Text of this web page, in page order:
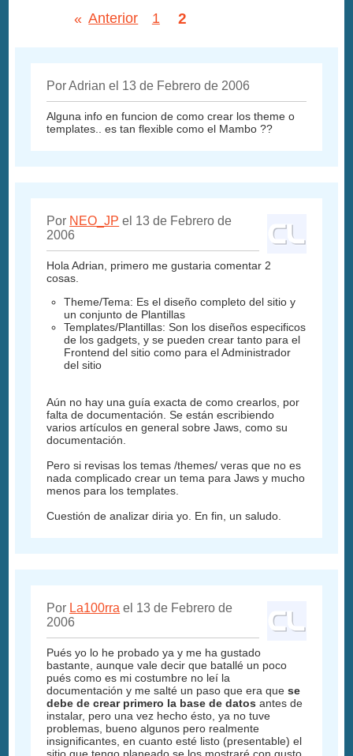
« Anterior 1 2
Por Adrian el 13 de Febrero de 2006
Alguna info en funcion de como crear los theme o
templates.. es tan flexible como el Mambo ??
Por NEO_JP el 13 de Febrero de
2006
Hola Adrian, primero me gustaria comentar 2
cosas.
Theme/Tema: Es el diseño completo del sitio y
un conjunto de Plantillas
Templates/Plantillas: Son los diseños especificos
de los gadgets, y se pueden crear tanto para el
Frontend del sitio como para el Administrador
del sitio
Aún no hay una guía exacta de como crearlos, por
falta de documentación. Se están escribiendo
varios artículos en general sobre Jaws, como su
documentación.
Pero si revisas los temas /themes/ veras que no es
nada complicado crear un tema para Jaws y mucho
menos para los templates.
Cuestión de analizar diria yo. En fin, un saludo.
Por La100rra el 13 de Febrero de
2006
Pués yo lo he probado ya y me ha gustado
bastante, aunque vale decir que batallé un poco
pués como es mi costumbre no leí la
documentación y me salté un paso que era quese
debe de crear primero la base de datos antes de
instalar, pero una vez hecho ésto, ya no tuve
problemas, bueno algunos pero realmente
insignificantes, en cuanto esté listo (presentable) el
sitio que tengo planeado se los mostraré con gusto